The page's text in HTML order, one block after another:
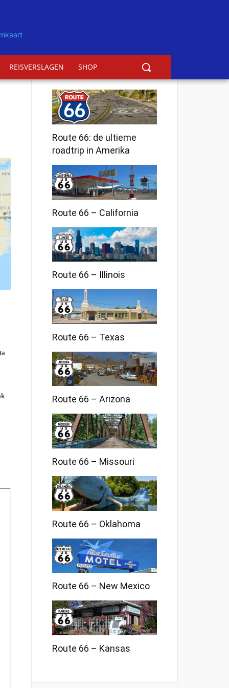
REISVERSLAGEN SHOP
Route 66: de ultieme
roadtrip in Amerika
Route 66 – California
Route 66 – Illinois
Route 66 – Texas
Route 66 – Arizona
Route 66 – Missouri
Route 66 – Oklahoma
Route 66 – New Mexico
Route 66 – Kansas